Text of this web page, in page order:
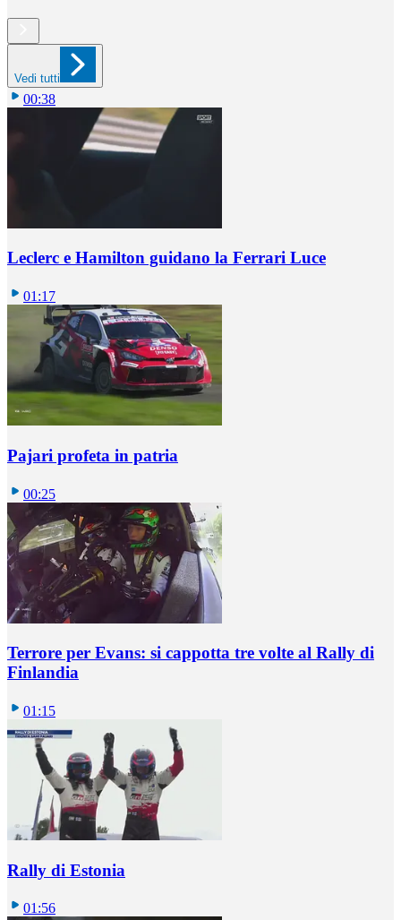
Vedi tutti
00:38
Leclerc e Hamilton guidano la Ferrari Luce
01:17
Pajari profeta in patria
00:25
Terrore per Evans: si cappotta tre volte al Rally di
Finlandia
01:15
Rally di Estonia
01:56